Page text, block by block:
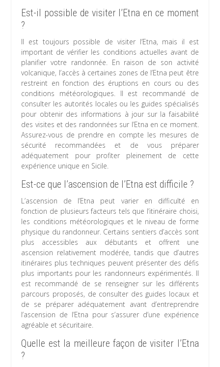
Est-il possible de visiter l’Etna en ce moment
?
Il est toujours possible de visiter l’Etna, mais il est
important de vérifier les conditions actuelles avant de
planifier votre randonnée. En raison de son activité
volcanique, l’accès à certaines zones de l’Etna peut être
restreint en fonction des éruptions en cours ou des
conditions météorologiques. Il est recommandé de
consulter les autorités locales ou les guides spécialisés
pour obtenir des informations à jour sur la faisabilité
des visites et des randonnées sur l’Etna en ce moment.
Assurez-vous de prendre en compte les mesures de
sécurité recommandées et de vous préparer
adéquatement pour profiter pleinement de cette
expérience unique en Sicile.
Est-ce que l’ascension de l’Etna est difficile ?
L’ascension de l’Etna peut varier en difficulté en
fonction de plusieurs facteurs tels que l’itinéraire choisi,
les conditions météorologiques et le niveau de forme
physique du randonneur. Certains sentiers d’accès sont
plus accessibles aux débutants et offrent une
ascension relativement modérée, tandis que d’autres
itinéraires plus techniques peuvent présenter des défis
plus importants pour les randonneurs expérimentés. Il
est recommandé de se renseigner sur les différents
parcours proposés, de consulter des guides locaux et
de se préparer adéquatement avant d’entreprendre
l’ascension de l’Etna pour s’assurer d’une expérience
agréable et sécuritaire.
Quelle est la meilleure façon de visiter l’Etna
?